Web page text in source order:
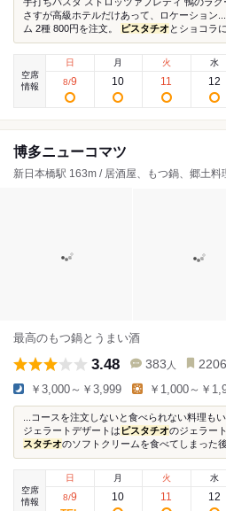
さすが高級ホテルだけあって、ロケーション
ム 2種 800円を注文。
ピスタチオとショコラ
空席
情報
日
8/9
月
10
火
11
水
12
博多ニューコマツ
新日本橋駅 163m / 居酒屋、もつ鍋、郷土料
最高のもつ鍋とうまい酒
3.48 383 人
￥3,000～￥3,999 ￥1,000～￥
...コースを注文しないと食べられない料理も
ジェラートデザートは ピスタチオのジェラー
スタチオのソフトクリームを食べてしまった
空席
情報
日
8/9
月
10
火
11
水
12